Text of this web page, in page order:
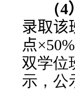
（4
录取该
点×50%
双学位
示，公